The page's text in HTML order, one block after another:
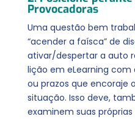
Provocadoras
Uma questão bem
“acender a faísca” de
ativar/despertar a auto
lição em eLearning
ou prazos que encoraje
situação. Isso deve,
examinem suas